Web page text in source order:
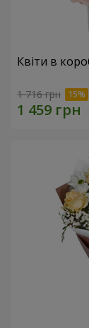
Квіти в
1 716 грн